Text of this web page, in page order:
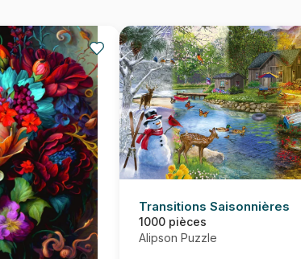
Transitions Saisonnières
1000 pièces
Alipson Puzzle